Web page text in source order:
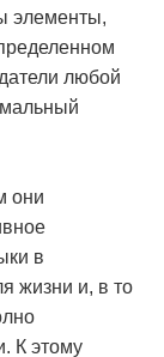
элементы,
любой
они
в
жизни и, в то
К этому